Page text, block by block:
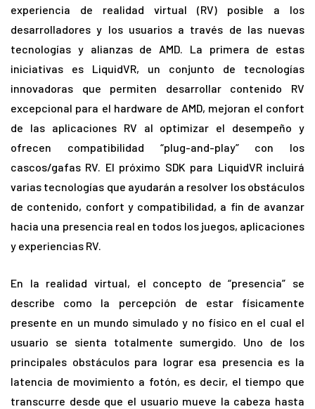
experiencia de realidad virtual (RV) posible a los
desarrolladores y los usuarios a través de las nuevas
tecnologías y alianzas de AMD. La primera de estas
iniciativas es LiquidVR, un conjunto de tecnologías
innovadoras que permiten desarrollar contenido RV
excepcional para el hardware de AMD, mejoran el confort
de las aplicaciones RV al optimizar el desempeño y
ofrecen compatibilidad “plug-and-play” con los
cascos/gafas RV. El próximo SDK para LiquidVR incluirá
varias tecnologías que ayudarán a resolver los obstáculos
de contenido, confort y compatibilidad, a fin de avanzar
hacia una presencia real en todos los juegos, aplicaciones
y experiencias RV.
En la realidad virtual, el concepto de “presencia” se
describe como la percepción de estar físicamente
presente en un mundo simulado y no físico en el cual el
usuario se sienta totalmente sumergido. Uno de los
principales obstáculos para lograr esa presencia es la
latencia de movimiento a fotón, es decir, el tiempo que
transcurre desde que el usuario mueve la cabeza hasta